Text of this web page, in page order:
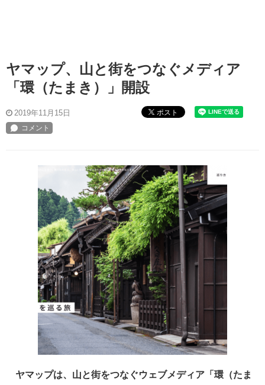
ヤマップ、山と街をつなぐメディア
「環（たまき）」開設
2019年11月15日 ポスト
ヤマップは、山と街をつなぐウェブメディア「環（たま